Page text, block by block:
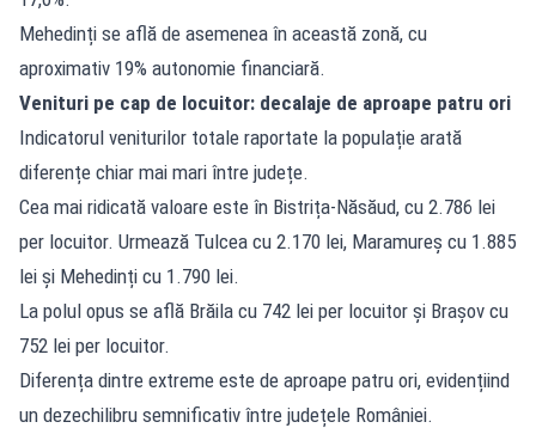
Mehedinți se află de asemenea în această zonă, cu
aproximativ 19% autonomie financiară.
Venituri pe cap de locuitor: decalaje de aproape patru ori
Indicatorul veniturilor totale raportate la populație arată
diferențe chiar mai mari între județe.
Cea mai ridicată valoare este în Bistrița-Năsăud, cu 2.786 lei
per locuitor. Urmează Tulcea cu 2.170 lei, Maramureș cu 1.885
lei și Mehedinți cu 1.790 lei.
La polul opus se află Brăila cu 742 lei per locuitor și Brașov cu
752 lei per locuitor.
Diferența dintre extreme este de aproape patru ori, evidențiind
un dezechilibru semnificativ între județele României.